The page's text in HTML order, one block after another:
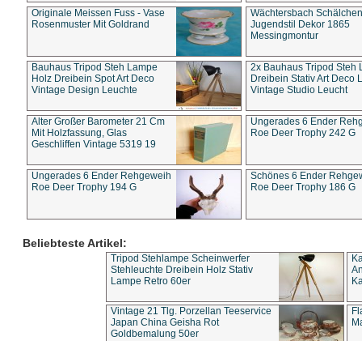
Originale Meissen Fuss - Vase
Rosenmuster Mit Goldrand
Wächtersbach Schälchen
Jugendstil Dekor 1865
Messingmontur
Bauhaus Tripod Steh Lampe
Holz Dreibein Spot Art Deco
Vintage Design Leuchte
2x Bauhaus Tripod Steh
Dreibein Stativ Art Deco
Vintage Studio Leucht
Alter Großer Barometer 21 Cm
Mit Holzfassung, Glas
Geschliffen Vintage 5319 19
Ungerades 6 Ender
Roe Deer Trophy 242 G
Ungerades 6 Ender Rehgeweih
Roe Deer Trophy 194 G
Schönes 6 Ender
Roe Deer Trophy 186 G
Beliebteste Artikel:
Tripod Stehlampe Scheinwerfer
Stehleuchte Dreibein Holz Stativ
Lampe Retro 60er
Vintage 21 Tlg. Porzellan Teeservice
Japan China Geisha Rot
Goldbemalung 50er